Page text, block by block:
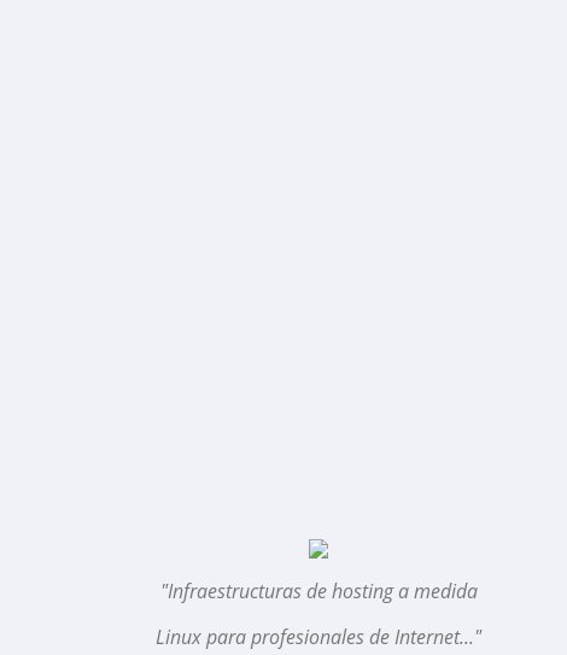
"Infraestructuras de hosting a medida
Linux para profesionales de Internet..."